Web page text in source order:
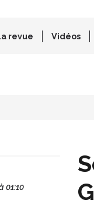
revue Vidéos
01:10